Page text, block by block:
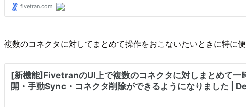
複数のコネクタに対してまとめて操作をおこないたいときに特に